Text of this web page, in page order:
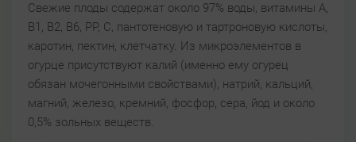
Свежие плоды содержат около 97% воды, витамины А,
В1, В2, В6, РР, С, пантотеновую и тартроновую кислоты,
каротин, пектин, клетчатку. Из микроэлементов в
огурце присутствуют калий (именно ему огурец
обязан мочегонными свойствами), натрий, кальций,
магний, железо, кремний, фосфор, сера, йод и около
0,5% зольных веществ.